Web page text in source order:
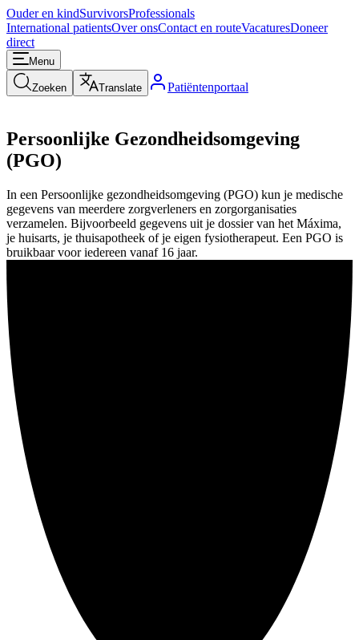
Ouder en kindSurvivorsProfessionals
International patientsOver onsContact en routeVacaturesDoneer
direct
Menu
Zoeken Translate Patiëntenportaal
Persoonlijke Gezondheidsomgeving
(PGO)
In een Persoonlijke gezondheidsomgeving (PGO) kun je medische
gegevens van meerdere zorgverleners en zorgorganisaties
verzamelen. Bijvoorbeeld gegevens uit je dossier van het Máxima,
je huisarts, je thuisapotheek of je eigen fysiotherapeut. Een PGO is
bruikbaar voor iedereen vanaf 16 jaar.